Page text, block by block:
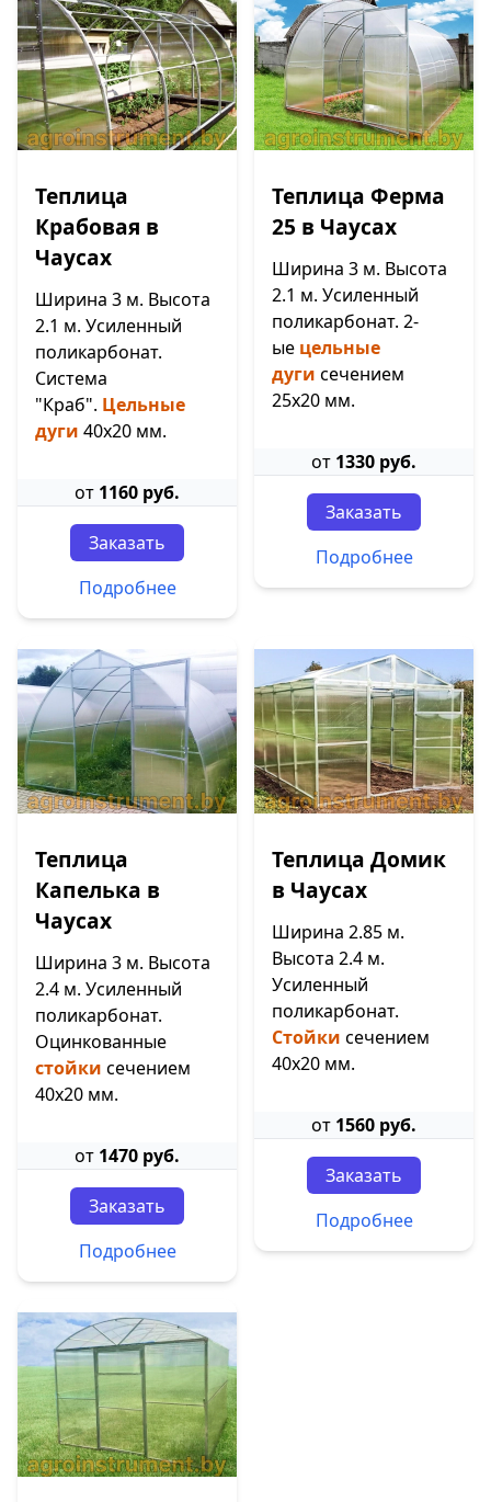
Теплица
Крабовая в
Чаусах
Ширина 3 м. Высота
2.1 м. Усиленный
поликарбонат.
Система
"Краб". Цельные
дуги 40х20 мм.
от 1160 руб.
Заказать
Подробнее
Теплица Ферма
25 в Чаусах
Ширина 3 м. Высота
2.1 м. Усиленный
поликарбонат. 2-
ые цельные
дуги сечением
25х20 мм.
от 1330 руб.
Заказать
Подробнее
Теплица
Капелька в
Чаусах
Ширина 3 м. Высота
2.4 м. Усиленный
поликарбонат.
Оцинкованные
стойки сечением
40х20 мм.
от 1470 руб.
Заказать
Подробнее
Теплица Домик
в Чаусах
Ширина 2.85 м.
Высота 2.4 м.
Усиленный
поликарбонат.
Стойки сечением
40х20 мм.
от 1560 руб.
Заказать
Подробнее